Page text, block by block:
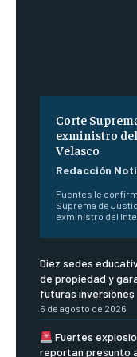
Corte
exministro
Velasco
Redacción
Fuentes le
Suprema de
exministro del
Diez sedes
de propiedad y
futuras inversiones
6 de agosto de 2026
Fuertes
reportan presunto